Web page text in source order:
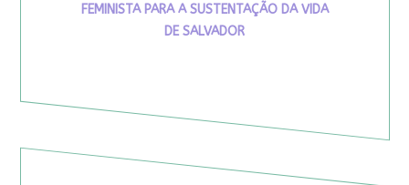
FEMINISTA PARA A SUSTENTAÇÃO DA VIDA
DE SALVADOR